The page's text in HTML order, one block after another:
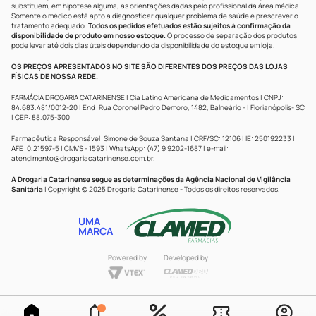
substituem, em hipótese alguma, as orientações dadas pelo profissional da área médica.
Somente o médico está apto a diagnosticar qualquer problema de saúde e prescrever o
tratamento adequado. Todos os pedidos efetuados estão sujeitos à confirmação da
disponibilidade de produto em nosso estoque.O processo de separação dos produtos
pode levar até dois dias úteis dependendo da disponibilidade do estoque em loja.
OS PREÇOS APRESENTADOS NO SITE SÃO DIFERENTES DOS PREÇOS DAS LOJAS
FÍSICAS DE NOSSA REDE.
FARMÁCIA DROGARIA CATARINENSE | Cia Latino Americana de Medicamentos | CNPJ:
84.683.481/0012-20 | End: Rua Coronel Pedro Demoro, 1482, Balneário - | Florianópolis- SC
| CEP: 88.075-300
Farmacêutica Responsável: Simone de Souza Santana | CRF/SC: 12106 | IE: 250192233 |
AFE: 0.21597-5 | CMVS - 1593 | WhatsApp: (47) 9 9202-1687 | e-mail:
atendimento@drogariacatarinense.com.br.
A Drogaria Catarinense segue as determinações da Agência Nacional de Vigilância
Sanitária | Copyright © 2025 Drogaria Catarinense - Todos os direitos reservados.
UMA
MARCA
Powered by Developed by